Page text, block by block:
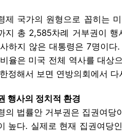
제 국가의 원형으로 꼽히는
지 총 2,585차례 거부권이
하지 않은 대통령은 7명이
율은 미국 전체 역사를 대상
정해서 보면 연방의회에서
행사의 정치적 환경
의 법률안 거부권은 집권여당
높다. 실제로 현재 집권여당